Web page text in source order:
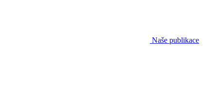
Naše publikace